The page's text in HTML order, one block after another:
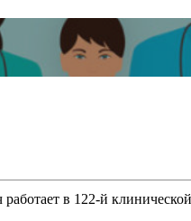
работает в 122-й